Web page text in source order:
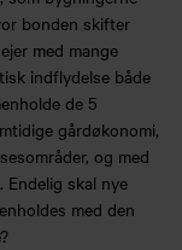
bonden skifter
med mange
indflydelse både
de 5
gårdøkonomi,
og med
Endelig skal nye
med den